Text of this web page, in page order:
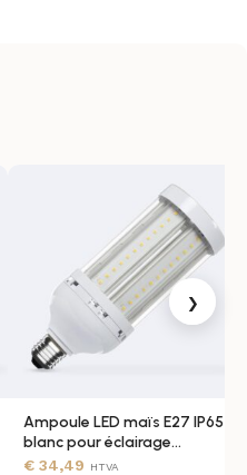
Ampoule LED maïs E27 IP65
blanc pour éclairage
extérieur
€ 34,49 HTVA
›